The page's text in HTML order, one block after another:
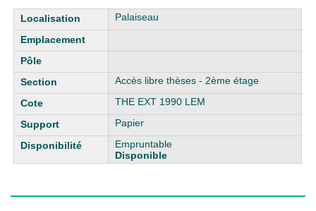
Liste des exemplaires Palaiseau
Accès libre thèses - 2ème étage
THE EXT 1990 LEM
Papier
Empruntable
Disponible